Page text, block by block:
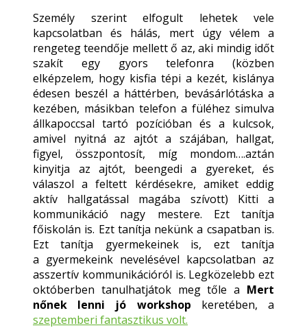
Személy szerint elfogult lehetek vele
kapcsolatban és hálás, mert úgy vélem a
rengeteg teendője mellett ő az, aki mindig időt
szakít egy gyors telefonra (közben
elképzelem, hogy kisfia tépi a kezét, kislánya
édesen beszél a háttérben, bevásárlótáska a
kezében, másikban telefon a füléhez simulva
állkapoccsal tartó pozícióban és a kulcsok,
amivel nyitná az ajtót a szájában, hallgat,
figyel, összpontosít, míg mondom….aztán
kinyitja az ajtót, beengedi a gyereket, és
válaszol a feltett kérdésekre, amiket eddig
aktív hallgatással magába szívott) Kitti a
kommunikáció nagy mestere. Ezt tanítja
főiskolán is. Ezt tanítja nekünk a csapatban is.
Ezt tanítja gyermekeinek is, ezt tanítja
a gyermekeink nevelésével kapcsolatban az
asszertív kommunikációról is. Legközelebb ezt
októberben tanulhatjátok meg tőle a Mert
nőnek lenni jó workshop keretében, a
szeptemberi fantasztikus volt.